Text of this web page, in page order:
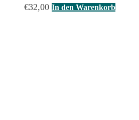
€32,00 In den Warenkorb